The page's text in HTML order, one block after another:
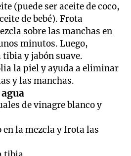
(puede ser aceite de coco,
de bebé). Frota
sobre las manchas en
minutos. Luego,
tibia y jabón suave.
la piel y ayuda a eliminar
y las manchas.
de vinagre blanco y
en la mezcla y frota las